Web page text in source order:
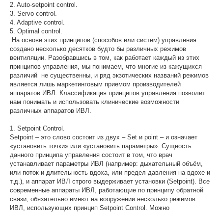
2. Auto-setpoint control.
3. Servo control.
4. Adaptive control.
5. Optimal control.
На основе этих принципов (способов или систем) управления
создано несколько десятков будто бы различных режимов
вентиляции. Разобравшись в том, как работает каждый из этих
принципов управления, мы понимаем, что многие из кажущихся
различий не существенны, и ряд экзотических названий режимов
является лишь маркетинговым приемом производителей
аппаратов ИВЛ. Классификация принципов управления позволит
нам понимать и использовать клинические возможности
различных аппаратов ИВЛ.
1. Setpoint Control.
Setpoint – это слово состоит из двух – Set и point – и означает
«установить точки» или «установить параметры». Сущность
данного принципа управления состоит в том, что врач
устанавливает параметры ИВЛ (например: дыхательный объём,
или поток и длительность вдоха, или предел давления на вдохе и
т.д.), и аппарат ИВЛ строго выдерживает установки (Setpoint). Все
современные аппараты ИВЛ, работающие по принципу обратной
связи, обязательно имеют на вооружении несколько режимов
ИВЛ, использующих принцип Setpoint Control. Можно